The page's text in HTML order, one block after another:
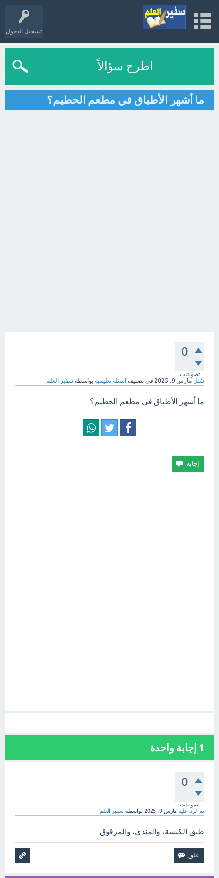
تسجيل الدخول
اطرح سؤالاً
ما أشهر الأطباق في مطعم الحطيم؟
0
تصويتات
سُئل مارس 9، 2025 في تصنيف اسئلة تعليمية بواسطة سفير العلم
ما أشهر الأطباق في مطعم الحطيم؟
1 إجابة واحدة
0
تصويتات
تم الرد عليه مارس 9، 2025 بواسطة سفير العلم
طبق الكبسة، والمندي، والمرقوق.